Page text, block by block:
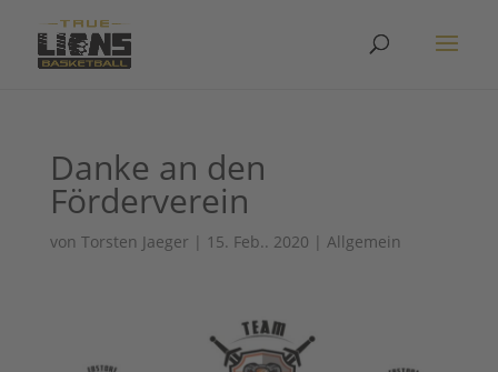
Danke an den
Förderverein
von Torsten Jaeger | 15. Feb.. 2020 | Allgemein